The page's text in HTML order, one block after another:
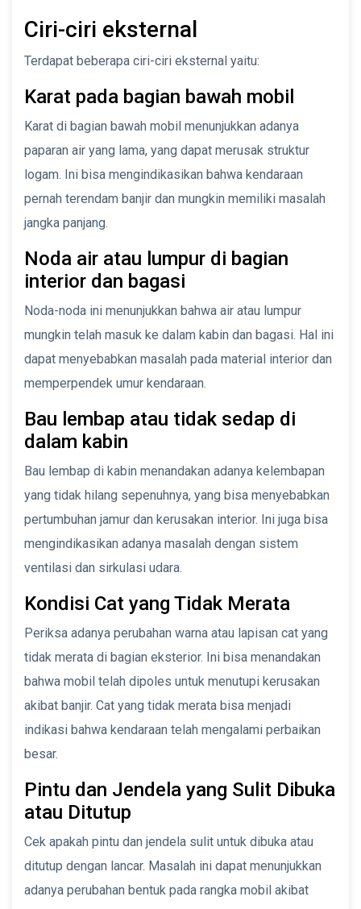
Ciri-ciri eksternal
Terdapat beberapa ciri-ciri eksternal yaitu:
Karat pada bagian bawah mobil
Karat di bagian bawah mobil menunjukkan adanya
paparan air yang lama, yang dapat merusak struktur
logam. Ini bisa mengindikasikan bahwa kendaraan
pernah terendam banjir dan mungkin memiliki masalah
jangka panjang.
Noda air atau lumpur di bagian
interior dan bagasi
Noda-noda ini menunjukkan bahwa air atau lumpur
mungkin telah masuk ke dalam kabin dan bagasi. Hal ini
dapat menyebabkan masalah pada material interior dan
memperpendek umur kendaraan.
Bau lembap atau tidak sedap di
dalam kabin
Bau lembap di kabin menandakan adanya kelembapan
yang tidak hilang sepenuhnya, yang bisa menyebabkan
pertumbuhan jamur dan kerusakan interior. Ini juga bisa
mengindikasikan adanya masalah dengan sistem
ventilasi dan sirkulasi udara.
Kondisi Cat yang Tidak Merata
Periksa adanya perubahan warna atau lapisan cat yang
tidak merata di bagian eksterior. Ini bisa menandakan
bahwa mobil telah dipoles untuk menutupi kerusakan
akibat banjir. Cat yang tidak merata bisa menjadi
indikasi bahwa kendaraan telah mengalami perbaikan
besar.
Pintu dan Jendela yang Sulit Dibuka
atau Ditutup
Cek apakah pintu dan jendela sulit untuk dibuka atau
ditutup dengan lancar. Masalah ini dapat menunjukkan
adanya perubahan bentuk pada rangka mobil akibat